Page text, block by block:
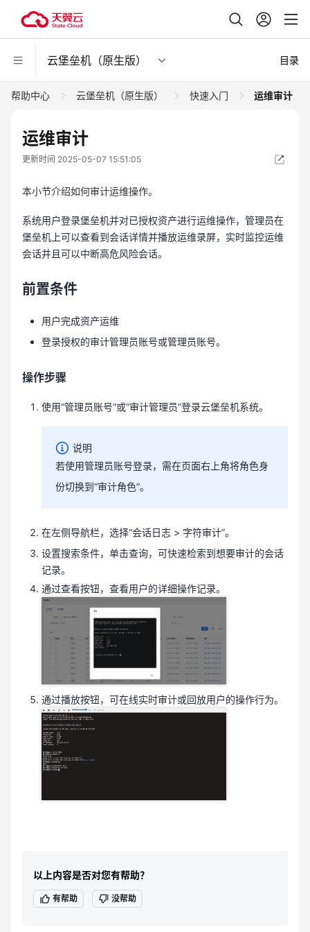
云堡垒机（原生版） 目录
帮助中心 云堡垒机（原生版） 快速入门 运维审计
运维审计
更新时间 2025-05-07 15:51:05
本小节介绍如何审计运维操作。
系统用户登录堡垒机并对已授权资产进行运维操作，管理员在
堡垒机上可以查看到会话详情并播放运维录屏，实时监控运维
会话并且可以中断高危风险会话。
前置条件
用户完成资产运维
登录授权的审计管理员账号或管理员账号。
操作步骤
使用“管理员账号”或“审计管理员”登录云堡垒机系统。
说明
若使用管理员账号登录，需在页面右上角将角色身
份切换到“审计角色”。
在左侧导航栏，选择“会话日志 > 字符审计”。
设置搜索条件，单击查询，可快速检索到想要审计的会话
记录。
通过查看按钮，查看用户的详细操作记录。
通过播放按钮，可在线实时审计或回放用户的操作行为。
以上内容是否对您有帮助？
有帮助 没帮助